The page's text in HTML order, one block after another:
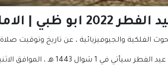
ظبي | الامارات:
الفلكية والجيوفيزيائية ، عن تاريخ وتوقيت صلاة
2 مايو 2022 ، وأن صلاة عيد الفطر ستكون في تمام الساعة